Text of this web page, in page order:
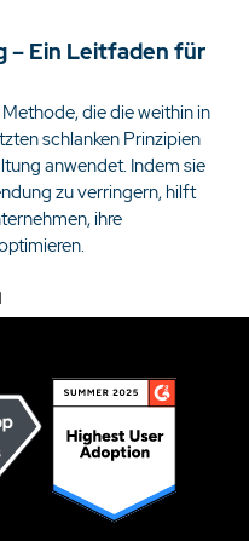
– Ein Leitfaden für
die die weithin in
schlanken Prinzipien
anwendet. Indem sie
zu verringern, hilft
ihre